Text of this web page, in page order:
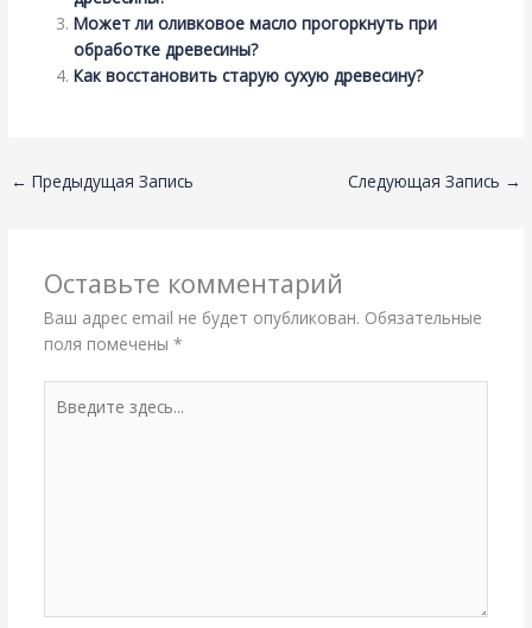
Может ли оливковое масло прогоркнуть при
обработке древесины?
Как восстановить старую сухую древесину?
← Предыдущая Запись Следующая Запись →
Оставьте комментарий
Ваш адрес email не будет опубликован. Обязательные
поля помечены *
здесь...